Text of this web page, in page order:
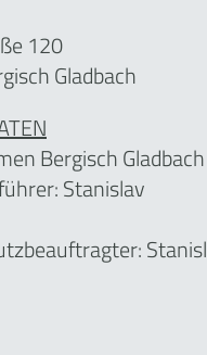
120
Gladbach
Bergisch Gladbach
Stanislav